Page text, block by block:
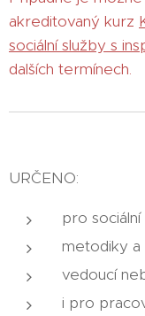
akreditovaný kurz
sociální služby s
dalších termínech.
URČENO:
pro
metodiky a
vedoucí
i pro